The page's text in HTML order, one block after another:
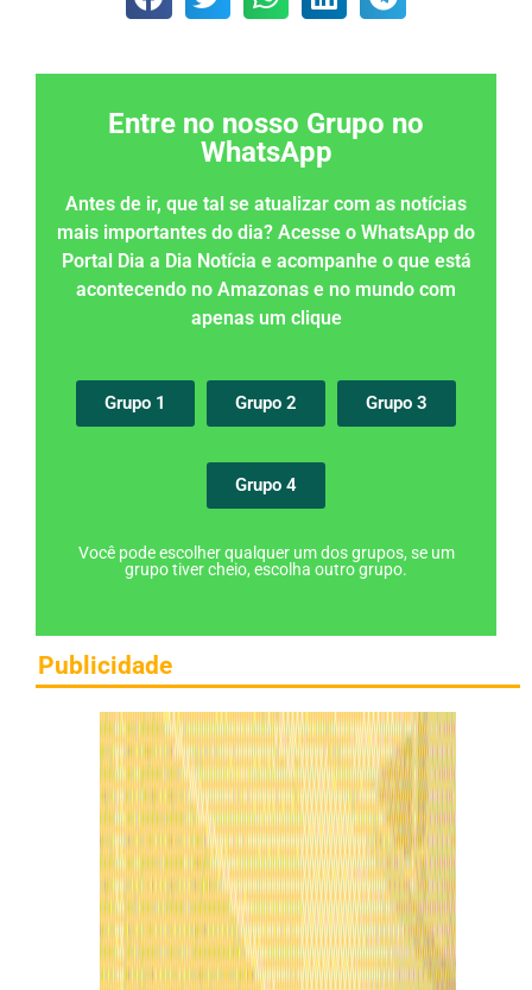
Entre no nosso Grupo no
WhatsApp
Antes de ir, que tal se atualizar com as notícias
mais importantes do dia? Acesse o WhatsApp do
Portal Dia a Dia Notícia e acompanhe o que está
acontecendo no Amazonas e no mundo com
apenas um clique
Grupo 1 Grupo 2 Grupo 3
Grupo 4
Você pode escolher qualquer um dos grupos, se um
grupo tiver cheio, escolha outro grupo.
Publicidade